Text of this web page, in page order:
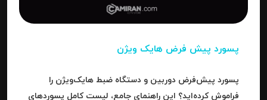
پسورد پیش فرض هایک ویژن
پسورد پیش‌فرض دوربین و دستگاه ضبط هایک‌ویژن را
فراموش کرده‌اید؟ این راهنمای جامع، لیست کامل پسوردهای